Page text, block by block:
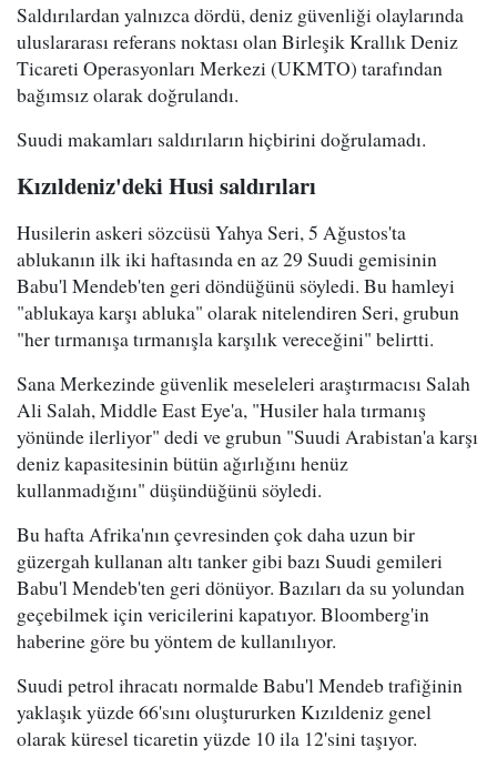
Saldırılardan yalnızca dördü, deniz güvenliği olaylarında
uluslararası referans noktası olan Birleşik Krallık Deniz
Ticareti Operasyonları Merkezi (UKMTO) tarafından
bağımsız olarak doğrulandı.
Suudi makamları saldırıların hiçbirini doğrulamadı.
Kızıldeniz'deki Husi saldırıları
Husilerin askeri sözcüsü Yahya Seri, 5 Ağustos'ta
ablukanın ilk iki haftasında en az 29 Suudi gemisinin
Babu'l Mendeb'ten geri döndüğünü söyledi. Bu hamleyi
"ablukaya karşı abluka" olarak nitelendiren Seri, grubun
"her tırmanışa tırmanışla karşılık vereceğini" belirtti.
Sana Merkezinde güvenlik meseleleri araştırmacısı Salah
Ali Salah, Middle East Eye'a, "Husiler hala tırmanış
yönünde ilerliyor" dedi ve grubun "Suudi Arabistan'a karşı
deniz kapasitesinin bütün ağırlığını henüz
kullanmadığını" düşündüğünü söyledi.
Bu hafta Afrika'nın çevresinden çok daha uzun bir
güzergah kullanan altı tanker gibi bazı Suudi gemileri
Babu'l Mendeb'ten geri dönüyor. Bazıları da su yolundan
geçebilmek için vericilerini kapatıyor. Bloomberg'in
haberine göre bu yöntem de kullanılıyor.
Suudi petrol ihracatı normalde Babu'l Mendeb trafiğinin
yaklaşık yüzde 66'sını oluştururken Kızıldeniz genel
olarak küresel ticaretin yüzde 10 ila 12'sini taşıyor.